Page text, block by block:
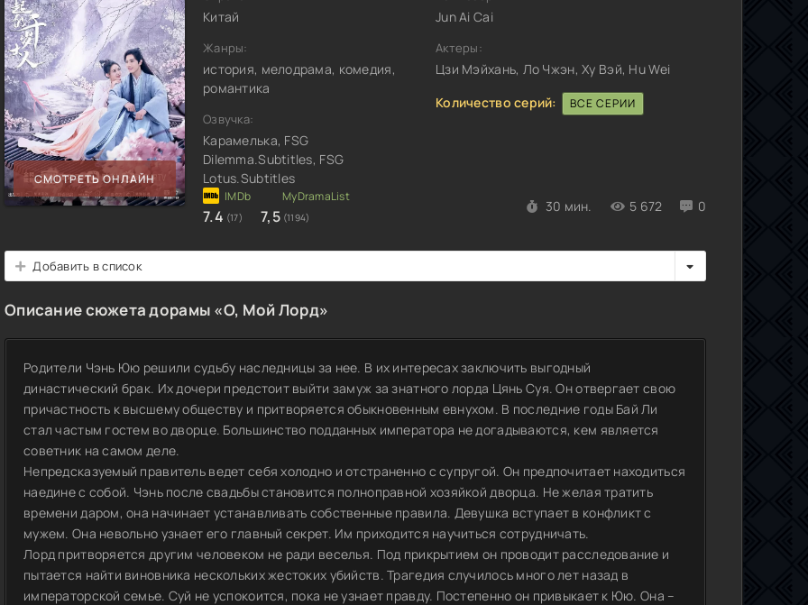
СМОТРЕТЬ ОНЛАЙН
Китай
Жанры:
история, мелодрама, комедия,
романтика
Озвучка:
Карамелька, FSG
Dilemma.Subtitles, FSG
Lotus.Subtitles
7.4 (17) 7,5 (1194)
30 мин. 5 672 0
Jun Ai Cai
Актеры:
Цзи Мэйхань, Ло Чжэн, Ху Вэй, Hu Wei
Количество серий:
ВСЕ СЕРИИ
Добавить в список
Описание сюжета дорамы «О, Мой Лорд»
Родители Чэнь Юю решили судьбу наследницы за нее. В их интересах заключить выгодный
династический брак. Их дочери предстоит выйти замуж за знатного лорда Цянь Суя. Он отвергает свою
причастность к высшему обществу и притворяется обыкновенным евнухом. В последние годы Бай Ли
стал частым гостем во дворце. Большинство подданных императора не догадываются, кем является
советник на самом деле.
Непредсказуемый правитель ведет себя холодно и отстраненно с супругой. Он предпочитает находиться
наедине с собой. Чэнь после свадьбы становится полноправной хозяйкой дворца. Не желая тратить
времени даром, она начинает устанавливать собственные правила. Девушка вступает в конфликт с
мужем. Она невольно узнает его главный секрет. Им приходится научиться сотрудничать.
Лорд притворяется другим человеком не ради веселья. Под прикрытием он проводит расследование и
пытается найти виновника нескольких жестоких убийств. Трагедия случилось много лет назад в
императорской семье. Суй не успокоится, пока не узнает правду. Постепенно он привыкает к Юю. Она –